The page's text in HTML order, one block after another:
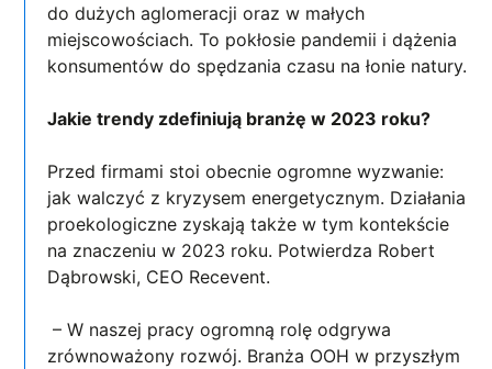
do dużych aglomeracji oraz w małych
miejscowościach. To pokłosie pandemii i dążenia
konsumentów do spędzania czasu na łonie natury.
Jakie trendy zdefiniują branżę w 2023 roku?
Przed firmami stoi obecnie ogromne wyzwanie:
jak walczyć z kryzysem energetycznym. Działania
proekologiczne zyskają także w tym kontekście
na znaczeniu w 2023 roku. Potwierdza Robert
Dąbrowski, CEO Recevent.
– W naszej pracy ogromną rolę odgrywa
zrównoważony rozwój. Branża OOH w przyszłym